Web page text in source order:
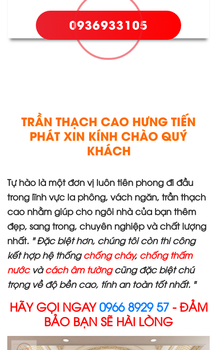
0936933105
TRẦN THẠCH CAO HƯNG TIẾN
PHÁT XIN KÍNH CHÀO QUÝ
KHÁCH
Tự hào là một đơn vị luôn tiên phong đi đầu
trong lĩnh vực la phông, vách ngăn, trần thạch
cao nhằm giúp cho ngôi nhà của bạn thêm
đẹp, sang trong, chuyên nghiệp và chất lượng
nhất. " Đặc biệt hơn, chúng tôi còn thi công
kết hợp hệ thốngchống cháy, chống thấm
nướcvàcách âm tườngcũng đặc biệt chú
trọng về độ bền cao, tính an toàn tốt nhất. "
HÃY GỌI NGAY0966 8929 57- ĐẢM
BẢO BẠN SẼ HÀI LÒNG